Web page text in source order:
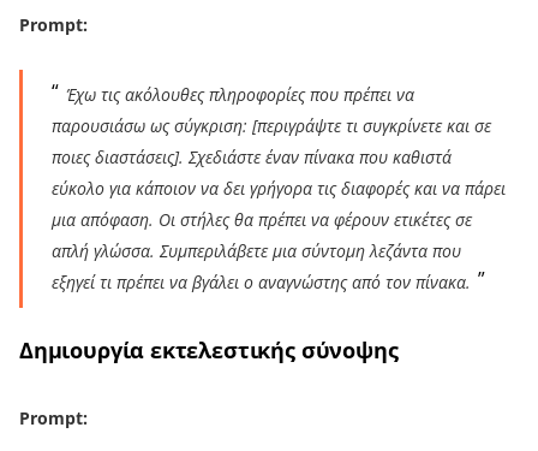
Prompt:
Έχω τις ακόλουθες πληροφορίες που πρέπει να
παρουσιάσω ως σύγκριση: [περιγράψτε τι συγκρίνετε και σε
ποιες διαστάσεις]. Σχεδιάστε έναν πίνακα που καθιστά
εύκολο για κάποιον να δει γρήγορα τις διαφορές και να πάρει
μια απόφαση. Οι στήλες θα πρέπει να φέρουν ετικέτες σε
απλή γλώσσα. Συμπεριλάβετε μια σύντομη λεζάντα που
εξηγεί τι πρέπει να βγάλει ο αναγνώστης από τον πίνακα.
Δημιουργία εκτελεστικής σύνοψης
Prompt: